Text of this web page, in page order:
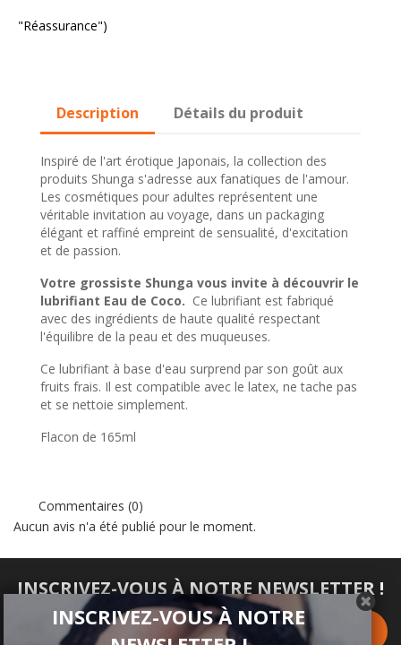
"Réassurance")
Description Détails du produit
Inspiré de l'art érotique Japonais, la collection des
produits Shunga s'adresse aux fanatiques de l'amour.
Les cosmétiques pour adultes représentent une
véritable invitation au voyage, dans un packaging
élégant et raffiné empreint de sensualité, d'excitation
et de passion.
Votre grossiste Shunga vous invite à découvrir le
lubrifiant Eau de Coco. Ce lubrifiant est fabriqué
avec des ingrédients de haute qualité respectant
l'équilibre de la peau et des muqueuses.
Ce lubrifiant à base d'eau surprend par son goût aux
fruits frais. Il est compatible avec le latex, ne tache pas
et se nettoie simplement.
Flacon de 165ml
Commentaires (0)
Aucun avis n'a été publié pour le moment.
INSCRIVEZ-VOUS À NOTRE NEWSLETTER !
INSCRIVEZ-VOUS À NOTRE